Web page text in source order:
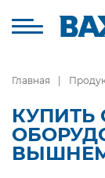
Главная
КУПИТЬ